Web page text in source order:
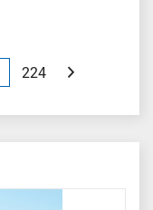
224 Вперед